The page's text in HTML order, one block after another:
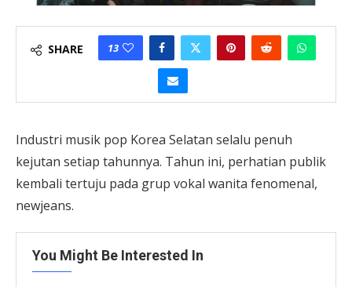
SHARE 13
Industri musik pop Korea Selatan selalu penuh
kejutan setiap tahunnya. Tahun ini, perhatian publik
kembali tertuju pada grup vokal wanita fenomenal,
newjeans.
You Might Be Interested In